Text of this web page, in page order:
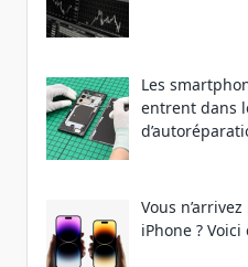
Les
entrent dans
Vous
iPhone ?